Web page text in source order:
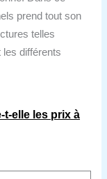
prend tout son
telles
les différents
les prix à